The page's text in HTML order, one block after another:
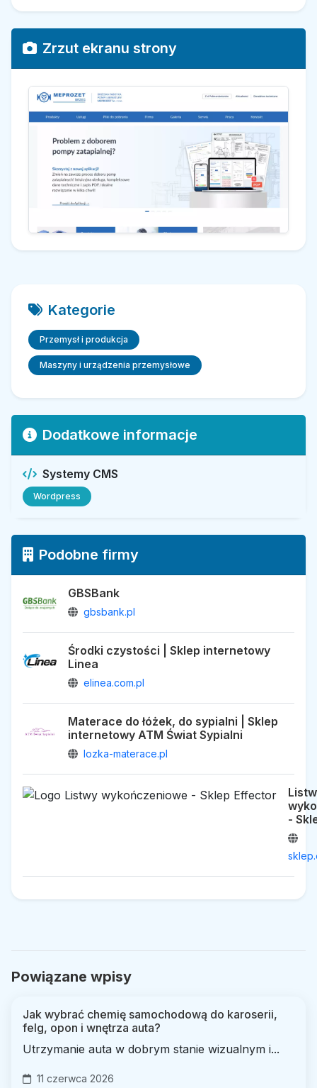
Zrzut ekranu strony
Kategorie
Przemysł i produkcja
Maszyny i urządzenia przemysłowe
Dodatkowe informacje
Systemy CMS
Wordpress
Podobne firmy
GBSBank
gbsbank.pl
Środki czystości | Sklep internetowy
Linea
elinea.com.pl
Materace do łóżek, do sypialni | Sklep
internetowy ATM Świat Sypialni
lozka-materace.pl
-
Powiązane wpisy
Jak wybrać chemię samochodową do karoserii,
felg, opon i wnętrza auta?
Utrzymanie auta w dobrym stanie wizualnym i...
11 czerwca 2026